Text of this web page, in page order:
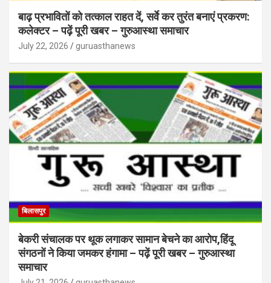
बाढ़ प्रभावितों को तत्काल राहत दें, सर्वे कर तुरंत बनाएं प्रकरण:
कलेक्टर – पढ़ें पूरी खबर – गुरुआस्था समाचार
July 22, 2026 guruasthanews
बिलासपुर
बेकरी संचालक पर थूक लगाकर सामान बेचने का आरोप,हिंदू
संगठनों ने किया जमकर हंगामा – पढ़ें पूरी खबर – गुरुआस्था
समाचार